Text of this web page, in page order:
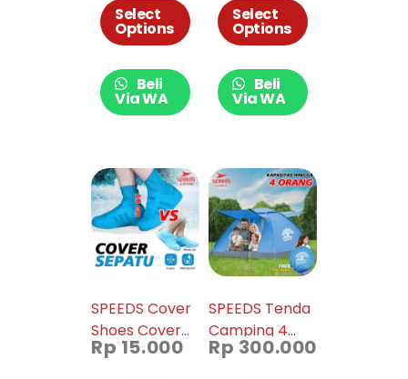
Pameran
Tenda Jualan
Select
Options
Beli
Via WA
Orang Dengan
Alas Anti Air
Select
Options
Beli
Via WA
SPEEDS Cover
Shoes Cover
Sepatu Rain
Rp 15.000
SPEEDS Tenda
Camping 4
Orang Tenda
Rp 300.000